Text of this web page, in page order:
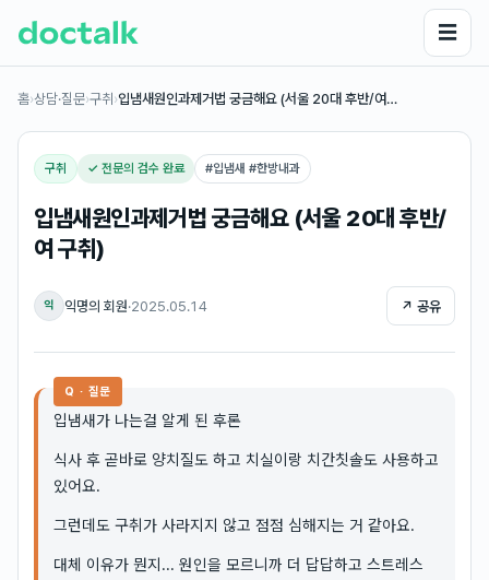
☰
홈›상담·질문›구취 ›입냄새원인과제거법 궁금해요 (서울 20대 후반/여…
구취 ✓ 전문의 검수 완료 #입냄새 #한방내과
입냄새원인과제거법 궁금해요 (서울 20대 후반/
여 구취)
익 익명의 회원·2025.05.14 ↗ 공유
Q · 질문
입냄새가 나는걸 알게 된 후론
식사 후 곧바로 양치질도 하고 치실이랑 치간칫솔도 사용하고
있어요.
그런데도 구취가 사라지지 않고 점점 심해지는 거 같아요.
대체 이유가 뭔지... 원인을 모르니까 더 답답하고 스트레스